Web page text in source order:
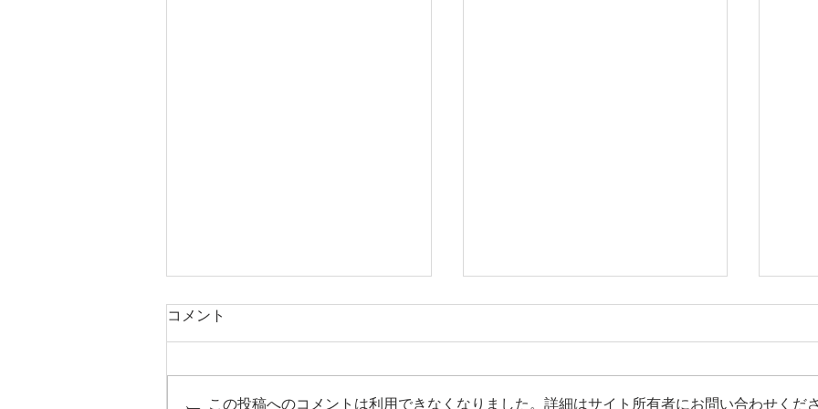
三ツ割の家
コメント
この投稿へのコメントは利用できなくなりました。詳細はサイト所有者にお問い合わせくだ